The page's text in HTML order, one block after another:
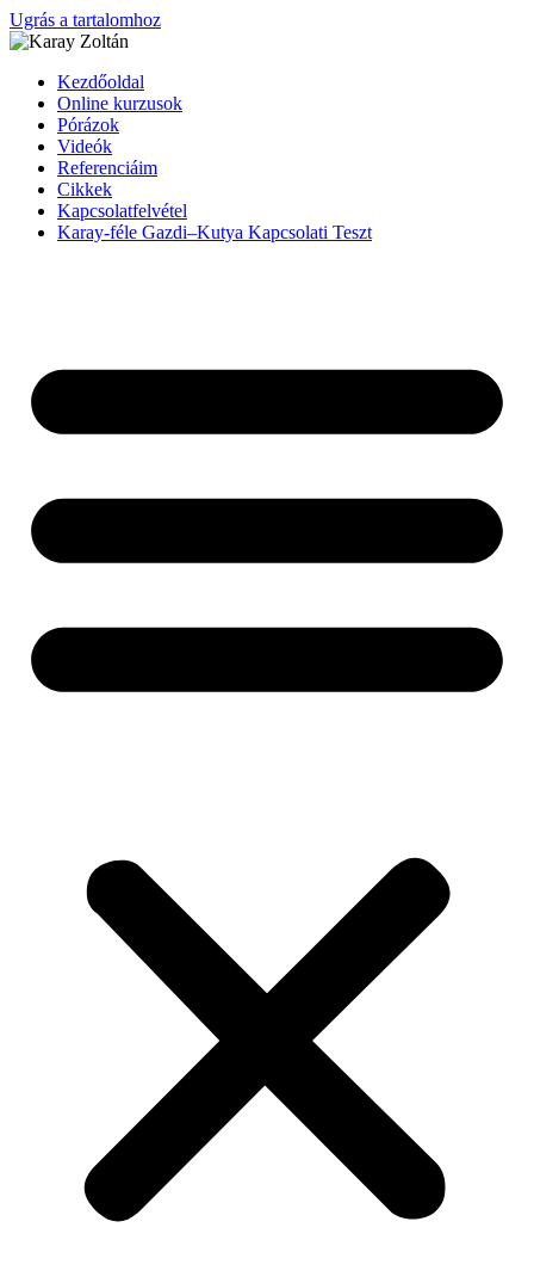
Ugrás a tartalomhoz
Kezdőoldal
Online kurzusok
Pórázok
Videók
Referenciáim
Cikkek
Kapcsolatfelvétel
Karay-féle Gazdi–Kutya Kapcsolati Teszt